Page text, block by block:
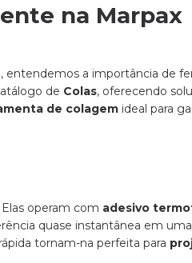
na Marpax
entendemos a importância de
de Colas, oferecendo
de colagem ideal para
operam com adesivo
quase instantânea em
tornam-na perfeita para